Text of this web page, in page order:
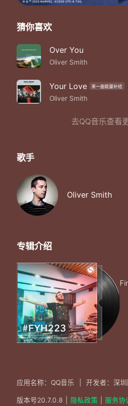
猜你喜欢
Over You
Oliver Smith
Your Love 来一曲能量补给
Oliver Smith
去QQ音乐查看
歌手
Oliver Smith
专辑介绍
应用名称：QQ音乐 开发者：深
版本号20.7.0.8 隐私政策 服务协